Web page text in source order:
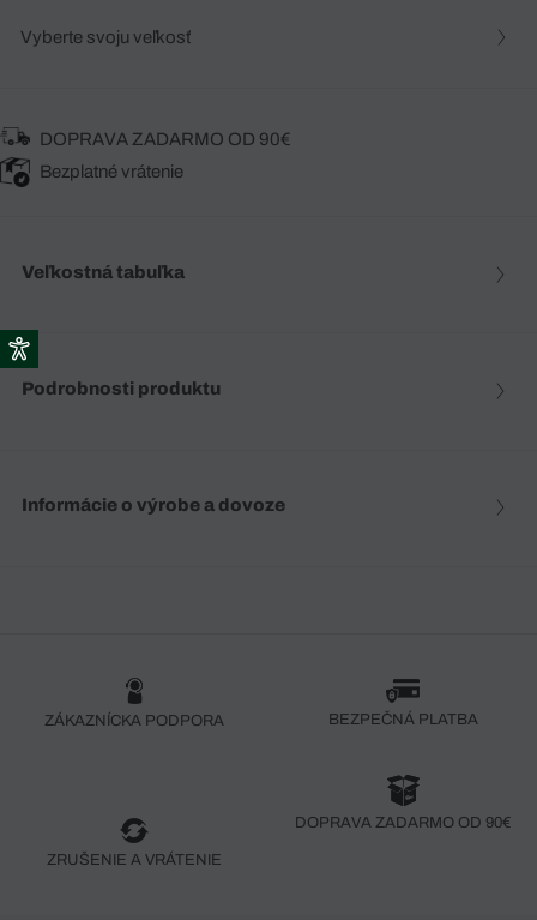
Vyberte svoju veľkosť
DOPRAVA ZADARMO OD 90€
Bezplatné vrátenie
Veľkostná tabuľka
Podrobnosti produktu
Informácie o výrobe a dovoze
ZÁKAZNÍCKA PODPORA BEZPEČNÁ PLATBA
ZRUŠENIE A VRÁTENIE
DOPRAVA ZADARMO OD 90€